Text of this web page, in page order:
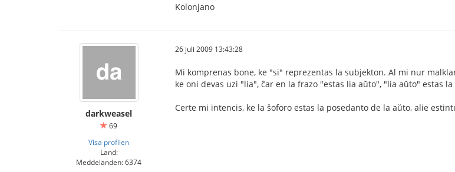
Kolonjano
darkweasel
69
Visa profilen
Land:
Meddelanden: 6374
26 juli 2009 13:43:28
Mi komprenas bone, ke "si" reprezentas la subjekton. Al mi nur
ke oni devas uzi "lia", ĉar en la frazo "estas lia aŭto", "lia aŭto" estas
Certe mi intencis, ke la ŝoforo estas la posedanto de la aŭto, alie